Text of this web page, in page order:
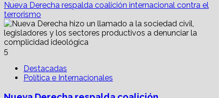
Nueva Derecha respalda coalición internacional contra el
terrorismo
5
Destacadas
Política e Internacionales